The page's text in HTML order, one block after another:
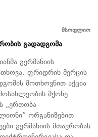
მსოფლიო
გადადგომა
გერმანიის
ფრიდრიხ მერცის
მოთხოვნით აქცია
მქონე
„ერთობა
ორგანიზებით
გერმანიის მთავრობას